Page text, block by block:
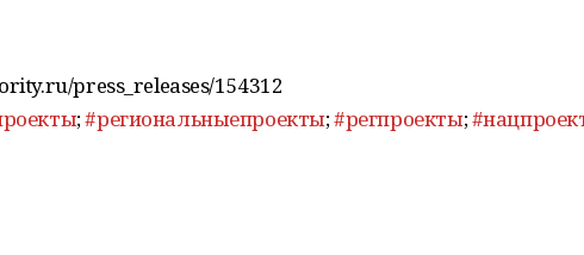
press_releases/154312
;#региональныепроекты;#регпроекты;